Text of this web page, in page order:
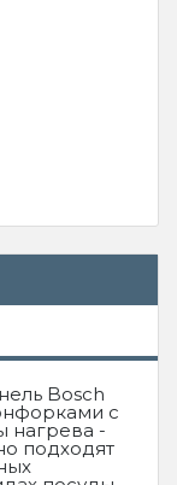
Bosch
с
нагрева -
подходят